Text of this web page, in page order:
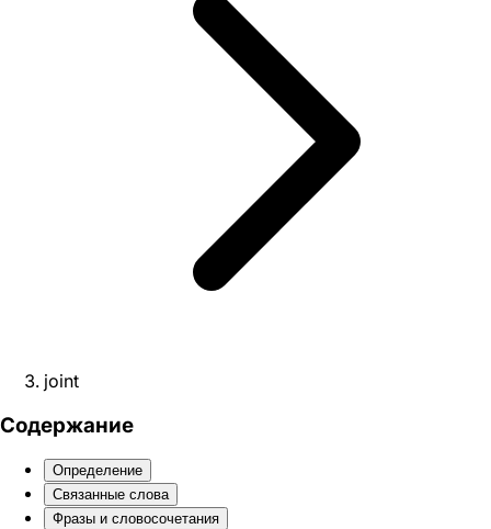
joint
Содержание
Определение
Связанные слова
Фразы и словосочетания